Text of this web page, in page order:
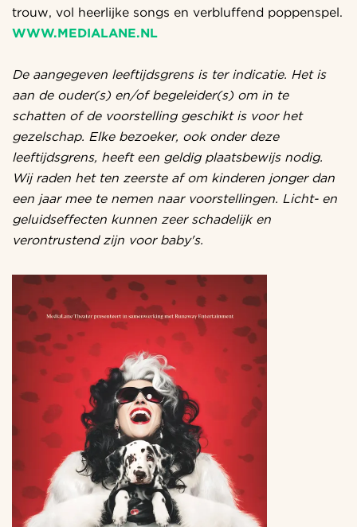
trouw, vol heerlijke songs en verbluffend poppenspel.
WWW.MEDIALANE.NL
De aangegeven leeftijdsgrens is ter indicatie. Het is
aan de ouder(s) en/of begeleider(s) om in te
schatten of de voorstelling geschikt is voor het
gezelschap. Elke bezoeker, ook onder deze
leeftijdsgrens, heeft een geldig plaatsbewijs nodig.
Wij raden het ten zeerste af om kinderen jonger dan
een jaar mee te nemen naar voorstellingen. Licht- en
geluidseffecten kunnen zeer schadelijk en
verontrustend zijn voor baby's.